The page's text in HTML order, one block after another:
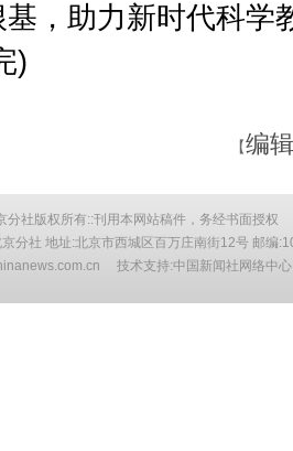
，助力新时代科学
)
【编
分社版权所有::刊用本网站稿件，务经书面授权
分社 地址:北京市西城区百万庄南街12号 邮编
技术支持:中国新闻社网络中心